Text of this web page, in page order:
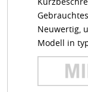
Neuwertig,
Modell in